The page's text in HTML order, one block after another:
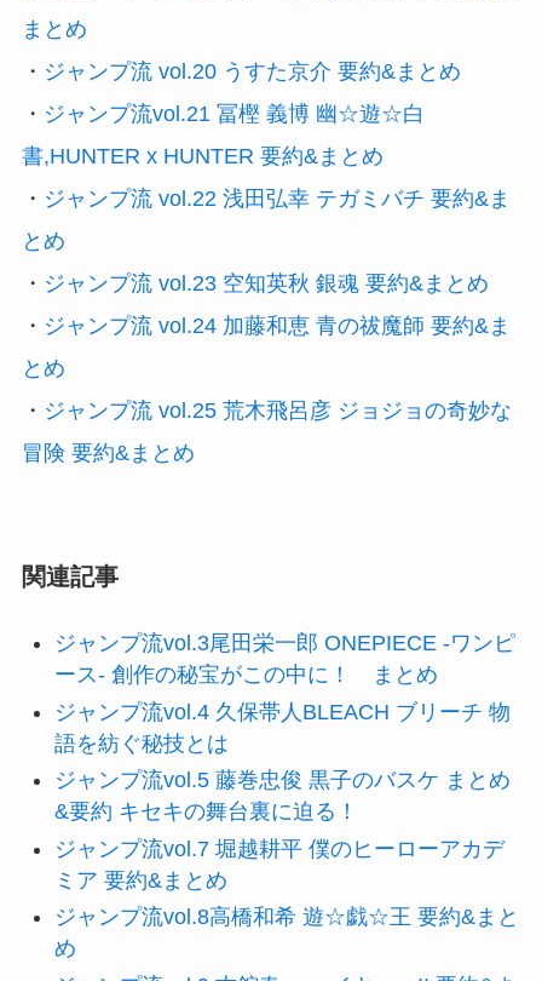
まとめ
・ ジャンプ流 vol.20 うすた京介 要約&まとめ
・ ジャンプ流vol.21 冨樫 義博 幽☆遊☆白
書,HUNTER x HUNTER 要約&まとめ
・ ジャンプ流 vol.22 浅田弘幸 テガミバチ 要約&ま
とめ
・ ジャンプ流 vol.23 空知英秋 銀魂 要約&まとめ
・ ジャンプ流 vol.24 加藤和恵 青の祓魔師 要約&ま
とめ
・ ジャンプ流 vol.25 荒木飛呂彦 ジョジョの奇妙な
冒険 要約&まとめ
関連記事
ジャンプ流vol.3尾田栄一郎 ONEPIECE -ワンピ
ース- 創作の秘宝がこの中に！ まとめ
ジャンプ流vol.4 久保帯人BLEACH ブリーチ 物
語を紡ぐ秘技とは
ジャンプ流vol.5 藤巻忠俊 黒子のバスケ まとめ
&要約 キセキの舞台裏に迫る！
ジャンプ流vol.7 堀越耕平 僕のヒーローアカデ
ミア 要約&まとめ
ジャンプ流vol.8高橋和希 遊☆戯☆王 要約&まと
め